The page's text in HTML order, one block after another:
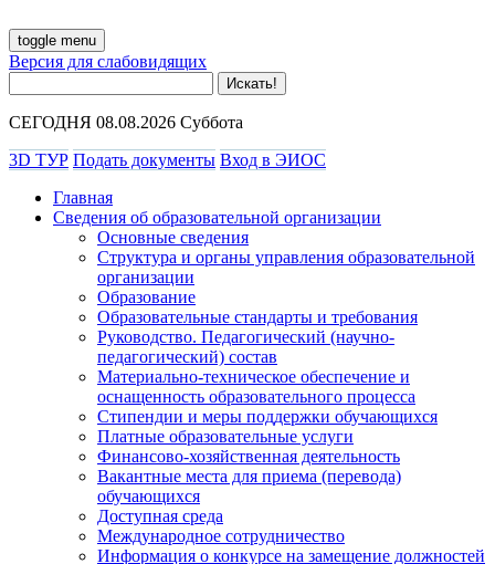
toggle menu
Версия для слабовидящих
СЕГОДНЯ 08.08.2026 Суббота
3D ТУР Подать документы Вход в ЭИОС
Главная
Сведения об образовательной организации
Основные сведения
Структура и органы управления образовательной
организации
Образование
Образовательные стандарты и требования
Руководство. Педагогический (научно-
педагогический) состав
Материально-техническое обеспечение и
оснащенность образовательного процесса
Стипендии и меры поддержки обучающихся
Платные образовательные услуги
Финансово-хозяйственная деятельность
Вакантные места для приема (перевода)
обучающихся
Доступная среда
Международное сотрудничество
Информация о конкурсе на замещение должностей